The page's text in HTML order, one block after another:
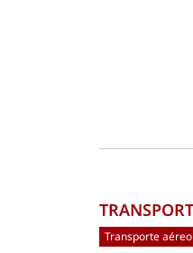
Transporte aéreo